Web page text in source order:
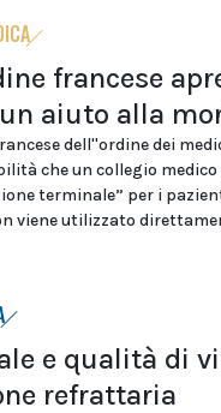
francese
aiuto alla
dell''ordine dei
che un collegio medico
terminale” per i
viene utilizzato
e qualità di
refrattaria